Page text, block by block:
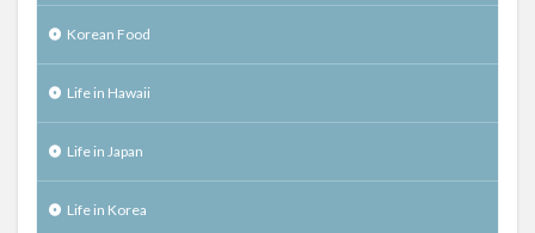
Korean Food
Life in Hawaii
Life in Japan
Life in Korea